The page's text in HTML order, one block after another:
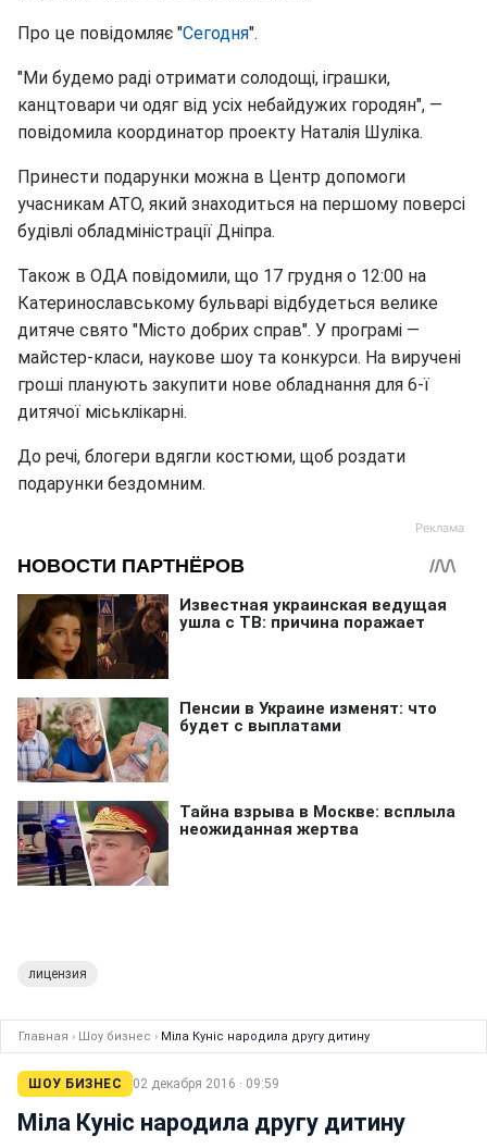
Про це повідомляє "Сегодня".
"Ми будемо раді отримати солодощі, іграшки,
канцтовари чи одяг від усіх небайдужих городян", —
повідомила координатор проекту Наталія Шуліка.
Принести подарунки можна в Центр допомоги
учасникам АТО, який знаходиться на першому поверсі
будівлі обладміністрації Дніпра.
Також в ОДА повідомили, що 17 грудня о 12:00 на
Катеринославському бульварі відбудеться велике
дитяче свято "Місто добрих справ". У програмі —
майстер-класи, наукове шоу та конкурси. На виручені
гроші планують закупити нове обладнання для 6-ї
дитячої міськлікарні.
До речі, блогери вдягли костюми, щоб роздати
подарунки бездомним.
лицензия
Главная › Шоу бизнес › Міла Куніс народила другу дитину
ШОУ БИЗНЕС 02 декабря 2016 · 09:59
Міла Куніс народила другу дитину